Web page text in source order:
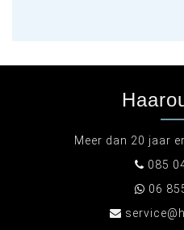
Meer dan 20 jaar
085
06